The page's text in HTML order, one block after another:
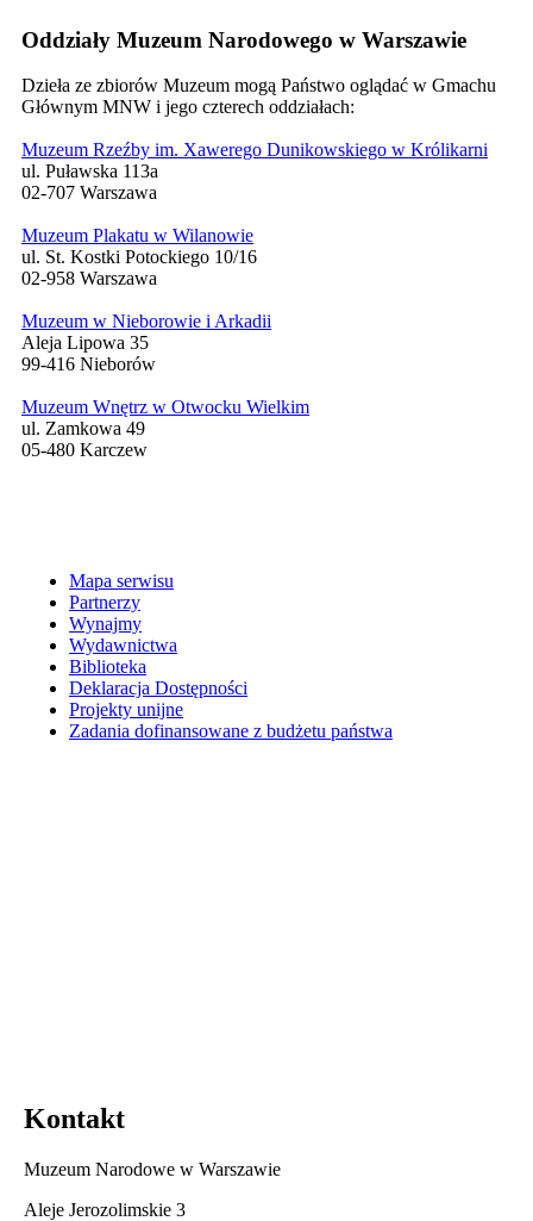
Oddziały Muzeum Narodowego w Warszawie
Dzieła ze zbiorów Muzeum mogą Państwo oglądać w Gmachu
Głównym MNW i jego czterech oddziałach:
Muzeum Rzeźby im. Xawerego Dunikowskiego w Królikarni
ul. Puławska 113a
02-707 Warszawa
Muzeum Plakatu w Wilanowie
ul. St. Kostki Potockiego 10/16
02-958 Warszawa
Muzeum w Nieborowie i Arkadii
Aleja Lipowa 35
99-416 Nieborów
Muzeum Wnętrz w Otwocku Wielkim
ul. Zamkowa 49
05-480 Karczew
Mapa serwisu
Partnerzy
Wynajmy
Wydawnictwa
Biblioteka
Deklaracja Dostępności
Projekty unijne
Zadania dofinansowane z budżetu państwa
Kontakt
Muzeum Narodowe w Warszawie
Aleje Jerozolimskie 3